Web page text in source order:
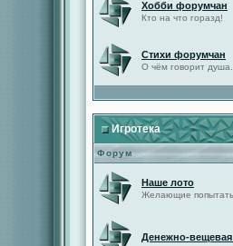
Хобби форумчан
Кто на что горазд!
Стихи форумчан
О чём говорит душа...
Игротека
Форум
Наше лото
Желающие попытать
Денежно-вещевая